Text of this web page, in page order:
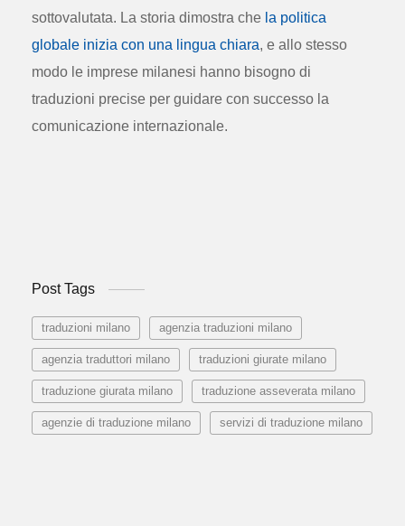
sottovalutata. La storia dimostra che la politica
globale inizia con una lingua chiara, e allo stesso
modo le imprese milanesi hanno bisogno di
traduzioni precise per guidare con successo la
comunicazione internazionale.
Post Tags
traduzioni milano agenzia traduzioni milano
agenzia traduttori milano traduzioni giurate milano
traduzione giurata milano traduzione asseverata milano
agenzie di traduzione milano servizi di traduzione milano